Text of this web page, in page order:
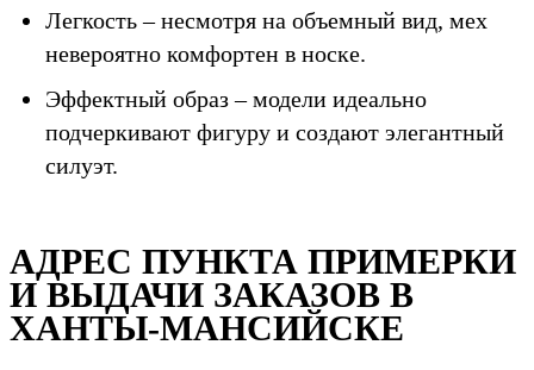
Легкость – несмотря на объемный вид, мех
невероятно комфортен в носке.
Эффектный образ – модели идеально
подчеркивают фигуру и создают элегантный
силуэт.
АДРЕС ПУНКТА ПРИМЕРКИ
И ВЫДАЧИ ЗАКАЗОВ В
ХАНТЫ-МАНСИЙСКЕ